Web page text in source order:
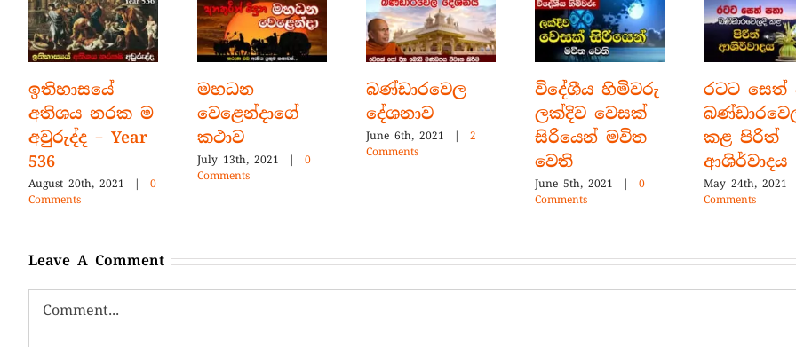
පතා
| 0
ඉතිහාසයේ
අතිශය නරක ම
අවුරුද්ද – Year
August 20th, 2021 |
0
වෙළෙන්දාගේ
July 13th, 2021 |
0
බණ්ඩාරවෙල
June 6th, 2021 |
2
විදේශීය හිමිවරු
ලක්දිව වෙසක්
සිරියෙන් මවිත
June 5th, 2021 |
0
Leave A Comment
Comment